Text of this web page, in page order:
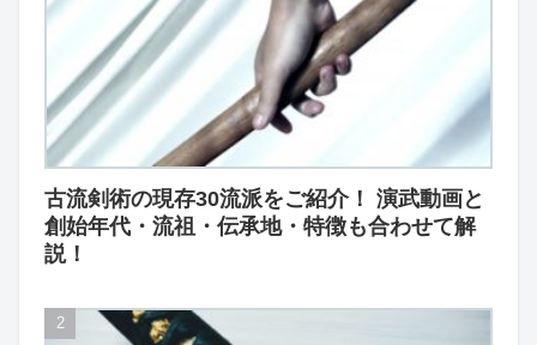
古流剣術の現存30流派をご紹介！ 演武動画と
創始年代・流祖・伝承地・特徴も合わせて解
説！